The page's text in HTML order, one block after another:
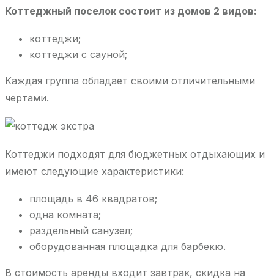
Коттеджный поселок состоит из домов 2 видов:
коттеджи;
коттеджи с сауной;
Каждая группа обладает своими отличительными
чертами.
Коттеджи подходят для бюджетных отдыхающих и
имеют следующие характеристики:
площадь в 46 квадратов;
одна комната;
раздельный санузел;
оборудованная площадка для барбекю.
В стоимость аренды входит завтрак, скидка на